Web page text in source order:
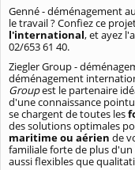
Genné - déménagement
le travail ? Confiez ce
l'international, et ayez
02/653 61 40.
Ziegler Group -
déménagement
Groupest le partenaire
d'une connaissance
se chargent de toutes les
des solutions optimales
maritime ou aérien de
familiale forte de plus
aussi flexibles que